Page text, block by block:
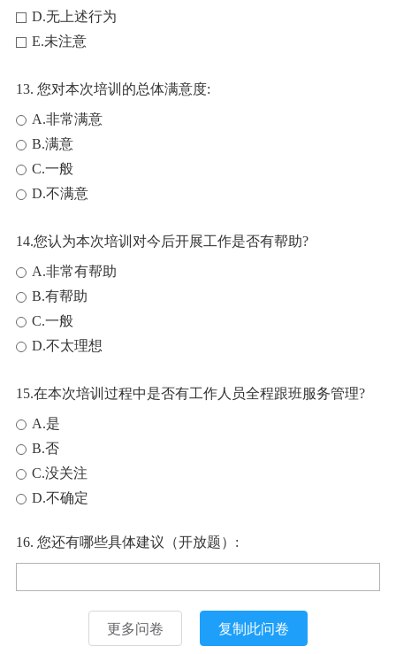
D.无上述行为
E.未注意
13. 您对本次培训的总体满意度:
A.非常满意
B.满意
C.一般
D.不满意
14.您认为本次培训对今后开展工作是否有帮助?
A.非常有帮助
B.有帮助
C.一般
D.不太理想
15.在本次培训过程中是否有工作人员全程跟班服务管理?
A.是
B.否
C.没关注
D.不确定
16. 您还有哪些具体建议（开放题）:
更多问卷 复制此问卷